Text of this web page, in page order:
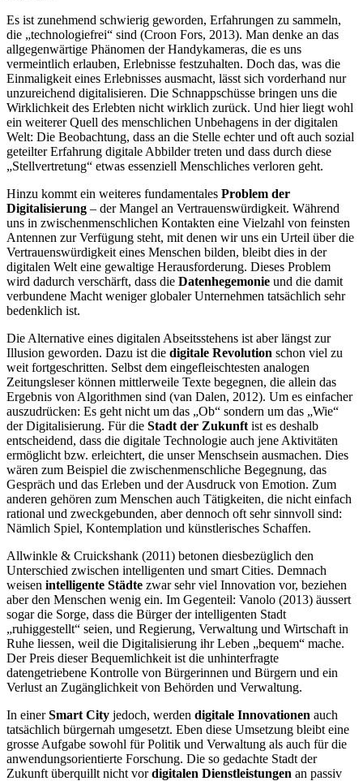
Es ist zunehmend schwierig geworden, Erfahrungen zu sammeln,
die „technologiefrei“ sind (Croon Fors, 2013). Man denke an das
allgegenwärtige Phänomen der Handykameras, die es uns
vermeintlich erlauben, Erlebnisse festzuhalten. Doch das, was die
Einmaligkeit eines Erlebnisses ausmacht, lässt sich vorderhand nur
unzureichend digitalisieren. Die Schnappschüsse bringen uns die
Wirklichkeit des Erlebten nicht wirklich zurück. Und hier liegt wohl
ein weiterer Quell des menschlichen Unbehagens in der digitalen
Welt: Die Beobachtung, dass an die Stelle echter und oft auch sozial
geteilter Erfahrung digitale Abbilder treten und dass durch diese
„Stellvertretung“ etwas essenziell Menschliches verloren geht.
Hinzu kommt ein weiteres fundamentales Problem der
Digitalisierung – der Mangel an Vertrauenswürdigkeit. Während
uns in zwischenmenschlichen Kontakten eine Vielzahl von feinsten
Antennen zur Verfügung steht, mit denen wir uns ein Urteil über die
Vertrauenswürdigkeit eines Menschen bilden, bleibt dies in der
digitalen Welt eine gewaltige Herausforderung. Dieses Problem
wird dadurch verschärft, dass die Datenhegemonie und die damit
verbundene Macht weniger globaler Unternehmen tatsächlich sehr
bedenklich ist.
Die Alternative eines digitalen Abseitsstehens ist aber längst zur
Illusion geworden. Dazu ist die digitale Revolution schon viel zu
weit fortgeschritten. Selbst dem eingefleischtesten analogen
Zeitungsleser können mittlerweile Texte begegnen, die allein das
Ergebnis von Algorithmen sind (van Dalen, 2012). Um es einfacher
auszudrücken: Es geht nicht um das „Ob“ sondern um das „Wie“
der Digitalisierung. Für die Stadt der Zukunft ist es deshalb
entscheidend, dass die digitale Technologie auch jene Aktivitäten
ermöglicht bzw. erleichtert, die unser Menschsein ausmachen. Dies
wären zum Beispiel die zwischenmenschliche Begegnung, das
Gespräch und das Erleben und der Ausdruck von Emotion. Zum
anderen gehören zum Menschen auch Tätigkeiten, die nicht einfach
rational und zweckgebunden, aber dennoch oft sehr sinnvoll sind:
Nämlich Spiel, Kontemplation und künstlerisches Schaffen.
Allwinkle & Cruickshank (2011) betonen diesbezüglich den
Unterschied zwischen intelligenten und smart Cities. Demnach
weisen intelligente Städte zwar sehr viel Innovation vor, beziehen
aber den Menschen wenig ein. Im Gegenteil: Vanolo (2013) äussert
sogar die Sorge, dass die Bürger der intelligenten Stadt
„ruhiggestellt“ seien, und Regierung, Verwaltung und Wirtschaft in
Ruhe liessen, weil die Digitalisierung ihr Leben „bequem“ mache.
Der Preis dieser Bequemlichkeit ist die unhinterfragte
datengetriebene Kontrolle von Bürgerinnen und Bürgern und ein
Verlust an Zugänglichkeit von Behörden und Verwaltung.
In einerSmart City jedoch, werden digitale Innovationen auch
tatsächlich bürgernah umgesetzt. Eben diese Umsetzung bleibt eine
grosse Aufgabe sowohl für Politik und Verwaltung als auch für die
anwendungsorientierte Forschung. Die so gedachte Stadt der
Zukunft überquillt nicht vordigitalen Dienstleistungen an passiv